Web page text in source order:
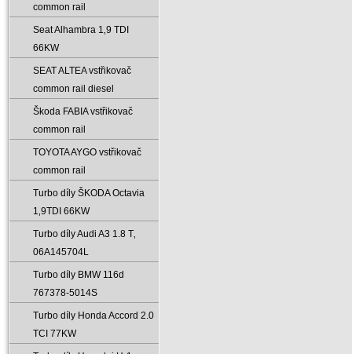
common rail
Seat Alhambra 1‚9 TDI
66KW
SEAT ALTEA vstřikovač
common rail diesel
Škoda FABIA vstřikovač
common rail
TOYOTA AYGO vstřikovač
common rail
Turbo díly ŠKODA Octavia
1‚9TDI 66KW
Turbo díly Audi A3 1.8 T‚
06A145704L
Turbo díly BMW 116d
767378-5014S
Turbo díly Honda Accord 2.0
TCI 77KW